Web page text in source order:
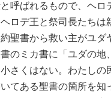
呼ばれるもので、ヘ
ロデ王と祭司長たち
聖書から救い主がユダ
のミカ書に「ユダの
さくはない。わたし
てある聖書の箇所を